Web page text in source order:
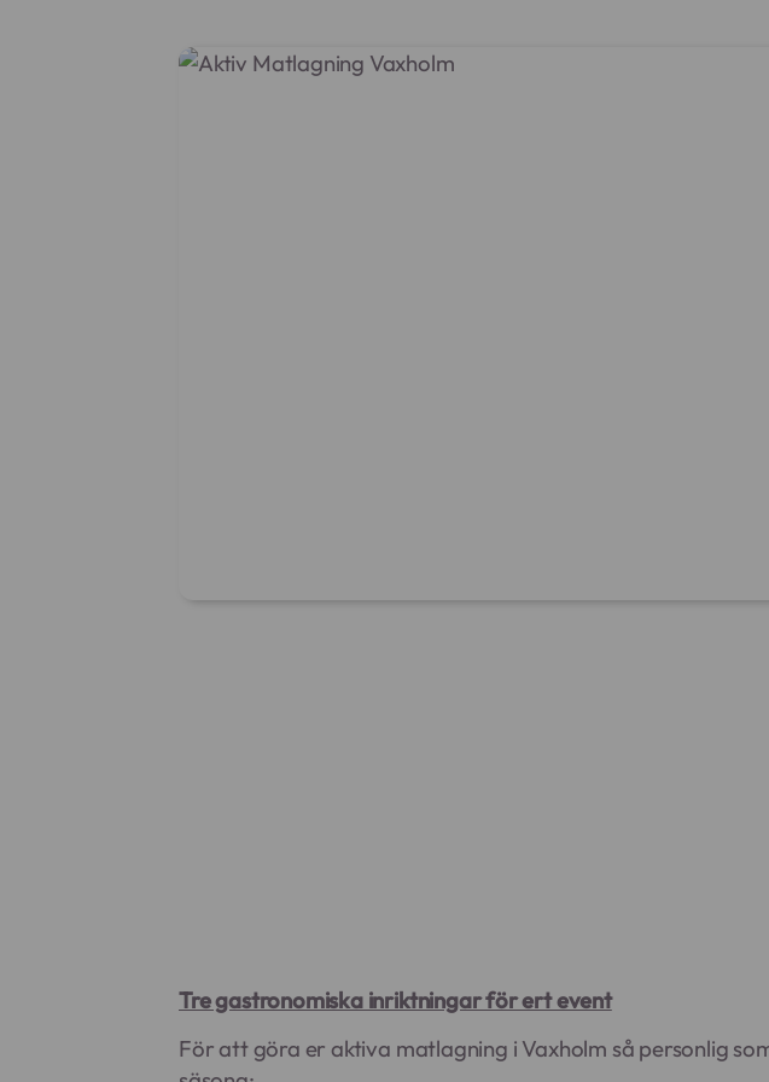
Tre gastronomiska inriktningar för ert event
För att göra er aktiva matlagning i Vaxholm så personlig